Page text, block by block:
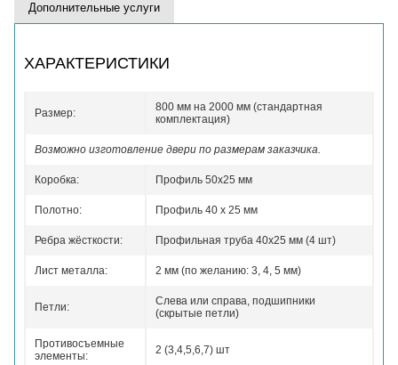
Дополнительные услуги
ХАРАКТЕРИСТИКИ
Размер:
800 мм на 2000 мм (стандартная
комплектация)
Возможно изготовление двери по размерам заказчика.
Коробка: Профиль 50x25 мм
Полотно: Профиль 40 x 25 мм
Ребра жёсткости: Профильная труба 40х25 мм (4 шт)
Лист металла: 2 мм (по желанию: 3, 4, 5 мм)
Петли:
Слева или справа, подшипники
(скрытые петли)
Противосъемные
элементы:
2 (3,4,5,6,7) шт